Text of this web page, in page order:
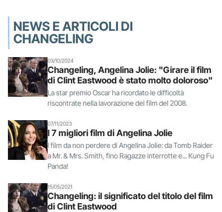
NEWS E ARTICOLI DI
CHANGELING
03/10/2024
Changeling, Angelina Jolie: "Girare il film
di Clint Eastwood è stato molto doloroso"
La star premio Oscar ha ricordato le difficoltà
riscontrate nella lavorazione del film del 2008.
07/11/2023
I 7 migliori film di Angelina Jolie
I film da non perdere di Angelina Jolie: da Tomb Raider
a Mr. & Mrs. Smith, fino Ragazze interrotte e... Kung Fu
Panda!
15/05/2021
Changeling: il significato del titolo del film
di Clint Eastwood